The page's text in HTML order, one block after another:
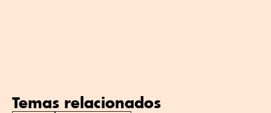
Temas relacionados